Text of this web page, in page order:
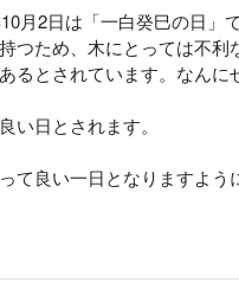
月2日は「一白癸巳の日
つため、木にとっては不
るとされています。なんに
い日とされます。
て良い一日となりますよう